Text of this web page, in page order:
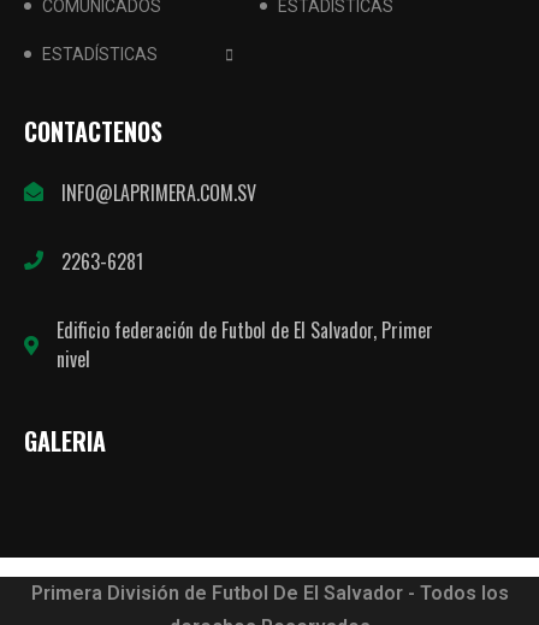
COMUNICADOS ESTADISTICAS
ESTADÍSTICAS
CONTACTENOS
INFO@LAPRIMERA.COM.SV
2263-6281
Edificio federación de Futbol de El Salvador, Primer
nivel
GALERIA
Primera División de Futbol De El Salvador - Todos los